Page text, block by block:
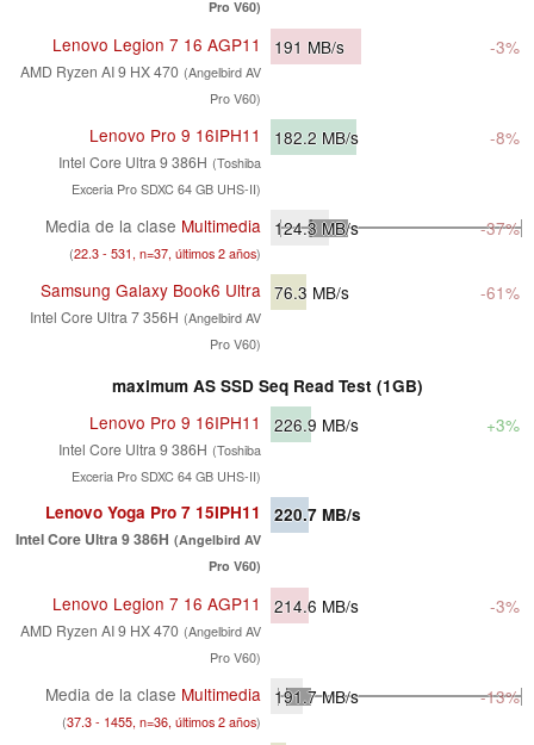
Pro V60)
Lenovo Legion 7 16 AGP11
AMD Ryzen AI 9 HX 470 (Angelbird AV
Pro V60)
191 MB/s -3%
Lenovo Pro 9 16IPH11
Intel Core Ultra 9 386H (Toshiba
Exceria Pro SDXC 64 GB UHS-II)
182.2 MB/s -8%
Media de la clase Multimedia
(22.3 - 531, n=37, últimos 2 años)
124.3 MB/s -37%
Samsung Galaxy Book6 Ultra
Intel Core Ultra 7 356H (Angelbird AV
Pro V60)
76.3 MB/s -61%
maximum AS SSD Seq Read Test (1GB)
Lenovo Pro 9 16IPH11
Intel Core Ultra 9 386H (Toshiba
Exceria Pro SDXC 64 GB UHS-II)
226.9 MB/s +3%
Lenovo Yoga Pro 7 15IPH11
Intel Core Ultra 9 386H (Angelbird AV
Pro V60)
220.7 MB/s
Lenovo Legion 7 16 AGP11
AMD Ryzen AI 9 HX 470 (Angelbird AV
Pro V60)
214.6 MB/s -3%
Media de la clase Multimedia
(37.3 - 1455, n=36, últimos 2 años)
191.7MB/s -13%